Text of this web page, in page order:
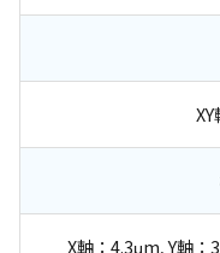
X軸：4.3μm, Y軸：